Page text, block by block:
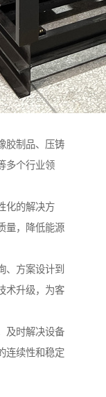
胶制品、压铸
多个行业领
化的解决方
量，降低能源
、方案设计到
术升级，为客
及时解决设备
连续性和稳定